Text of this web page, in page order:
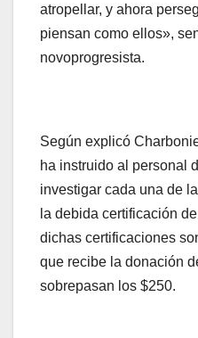
atropellar, y ahora
piensan como ellos»,
novoprogresista.
Según explicó
ha instruido al personal
investigar cada una de
la debida certificación
dichas certificaciones
que recibe la donación
sobrepasan los $250.